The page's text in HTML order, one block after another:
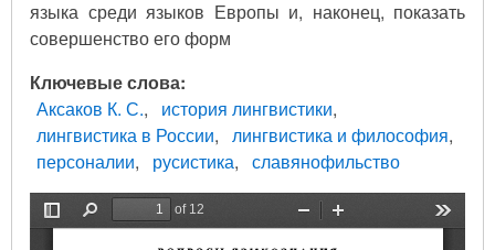
языка среди языков Европы и, наконец, показать
совершенство его форм
Ключевые слова
Аксаков К. С.
история лингвистики
лингвистика в России
лингвистика и философия
персоналии
русистика славянофильство